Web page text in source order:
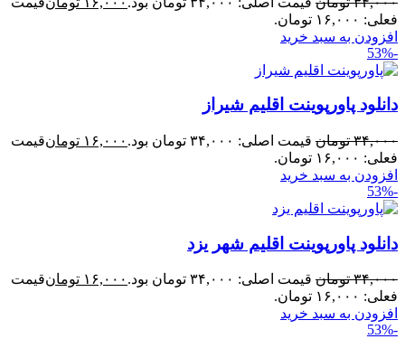
فعلی: ۱۶,۰۰۰ تومان.
افزودن به سبد خرید
-53%
دانلود پاورپوینت اقلیم شیراز
۳۴,۰۰۰ تومان قیمت اصلی: ۳۴,۰۰۰ تومان بود. ۱۶,۰۰۰ تومانقیمت
فعلی: ۱۶,۰۰۰ تومان.
افزودن به سبد خرید
-53%
دانلود پاورپوینت اقلیم شهر یزد
۳۴,۰۰۰ تومان قیمت اصلی: ۳۴,۰۰۰ تومان بود. ۱۶,۰۰۰ تومانقیمت
فعلی: ۱۶,۰۰۰ تومان.
افزودن به سبد خرید
-53%